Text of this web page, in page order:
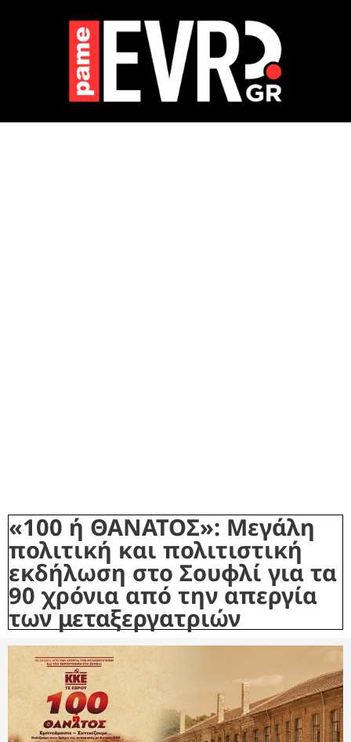
«100 ή ΘΑΝΑΤΟΣ»: Μεγάλη
πολιτική και πολιτιστική
εκδήλωση στο Σουφλί για τα
90 χρόνια από την απεργία
των μεταξεργατριών